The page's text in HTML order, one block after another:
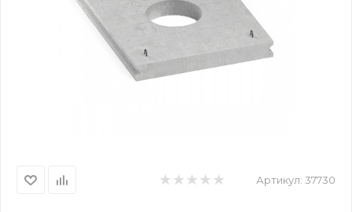
Артикул: 37730